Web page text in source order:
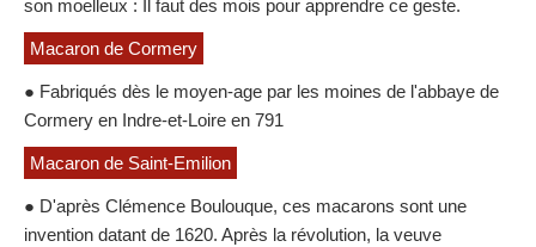
son moelleux : Il faut des mois pour apprendre ce geste.
Macaron de Cormery
● Fabriqués dès le moyen-age par les moines de l'abbaye de
Cormery en Indre-et-Loire en 791
Macaron de Saint-Emilion
● D'après Clémence Boulouque, ces macarons sont une
invention datant de 1620. Après la révolution, la veuve